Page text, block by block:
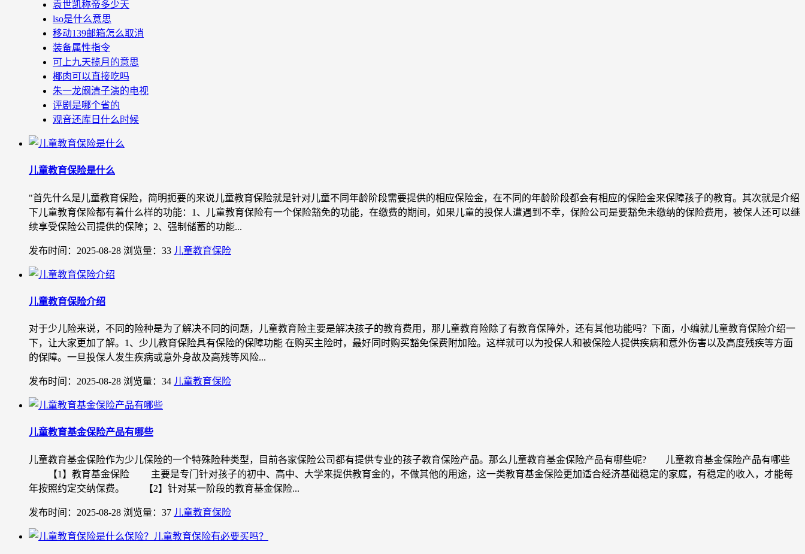
袁世凯称帝多少天
lso是什么意思
移动139邮箱怎么取消
装备属性指令
可上九天揽月的意思
椰肉可以直接吃吗
朱一龙阚清子演的电视
评剧是哪个省的
观音还库日什么时候
儿童教育保险是什么
"首先什么是儿童教育保险，简明扼要的来说儿童教育保险就是针对儿童不同年龄阶段需要提供的相应保险金，在不同的年龄阶段都会有相应的保险金来保障孩子的教育。其次就是介绍
下儿童教育保险都有着什么样的功能：1、儿童教育保险有一个保险豁免的功能，在缴费的期间，如果儿童的投保人遭遇到不幸，保险公司是要豁免未缴纳的保险费用，被保人还可以继
续享受保险公司提供的保障；2、强制储蓄的功能...
发布时间：2025-08-28 浏览量：33 儿童教育保险
儿童教育保险介绍
对于少儿险来说，不同的险种是为了解决不同的问题，儿童教育险主要是解决孩子的教育费用，那儿童教育险除了有教育保障外，还有其他功能吗？下面，小编就儿童教育保险介绍一
下，让大家更加了解。1、少儿教育保险具有保险的保障功能 在购买主险时，最好同时购买豁免保费附加险。这样就可以为投保人和被保险人提供疾病和意外伤害以及高度残疾等方面
的保障。一旦投保人发生疾病或意外身故及高残等风险...
发布时间：2025-08-28 浏览量：34 儿童教育保险
儿童教育基金保险产品有哪些
儿童教育基金保险作为少儿保险的一个特殊险种类型，目前各家保险公司都有提供专业的孩子教育保险产品。那么儿童教育基金保险产品有哪些呢? 儿童教育基金保险产品有哪些
【1】教育基金保险 主要是专门针对孩子的初中、高中、大学来提供教育金的，不做其他的用途，这一类教育基金保险更加适合经济基础稳定的家庭，有稳定的收入，才能每
年按照约定交纳保费。 【2】针对某一阶段的教育基金保险...
发布时间：2025-08-28 浏览量：37 儿童教育保险